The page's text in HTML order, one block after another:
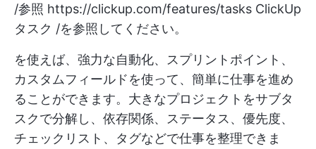
/参照 https://clickup.com/features/tasks ClickUp
タスク /を参照してください。
を使えば、強力な自動化、スプリントポイント、
カスタムフィールドを使って、簡単に仕事を進め
ることができます。大きなプロジェクトをサブタ
スクで分解し、依存関係、ステータス、優先度、
チェックリスト、タグなどで仕事を整理できま